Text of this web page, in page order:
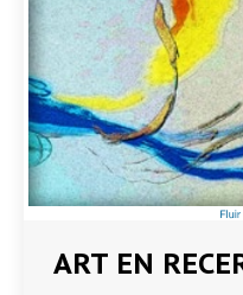
ART EN